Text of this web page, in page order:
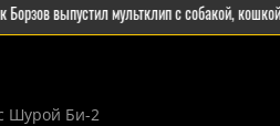
мультклип с собакой, кошкой и
Шурой Би-2